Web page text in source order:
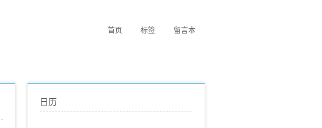
首页 标签 留言本
日历